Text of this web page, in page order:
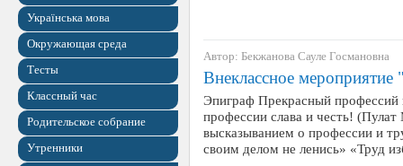
Українська мова
Окружающая среда
Тесты
Классный час
Родительское собрание
Утренники
Автор: Бекжанова Сауле Госмановна
Внеклассное
Эпиграф Прекрасный профессий
профессии слава и честь!
высказыванием о профессии и
своим делом не ленись» «Труд